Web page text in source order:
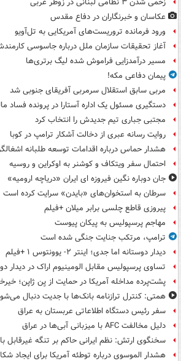
زخمی شدن ۳ نظامی لبنانی در زوطر غربی
عکاسان و خبرنگاران در دفاع مقدس
ورود فرمانده تروریست‌های آمریکایی به تل‌آویو
آغاز تحقیقات سازمان ملل درباره جاسوسی
مسیر درآمدزایی فراموش شده لیگ برتری‌ها
پیمان دفاعی مکه!
مربی سابق استقلال سرمربی آفریقای جنوبی شد
دستگیری مسئول یک اداره آستارا در پرونده فساد
مجتبی جباری تیم جدیدش را انتخاب کرد
روایت رسانه عبری از دخالت آشکار ترامپ در کوبا
هشدار حماس درباره اقدامات توسعه طلبانه
احتمال سفر ویتکاف و کوشنر به اوکراین و روسیه
جان دوباره نگین فیروزه ای ایران «دریاچه ارومیه»
سرطان به استخوان‌های «بایدن» سرایت کرده است
پیروزی قاطع چلسی برابر میلان +فیلم
مهاجم پرسپولیس به پیکان پیوست
ترامپ، مرتکب جنایت جنگی شده است
دیدار دوستانه اما جدی؛ اینتر ۲- یوونتوس ۱ +فیلم
تساوی پرسپولیس مقابل الومینیوم اراک در دیدار
پشت‌پرده مداخله آمریکا در حمایت از یِن ژاپن؛
همتی: کنترل ترازنامه بانک‌ها با جدیت دنبال
سفر رئیس دستگاه اطلاعاتی عربستان به عراق
دلیل مخالفت AFC با میزبانی آبی‌ها در عراق
سخنگوی ارتش: نظم ایرانی حاکم بر تنگه
هشدار الموسوی درباره توطئه آمریکا برای ایجاد